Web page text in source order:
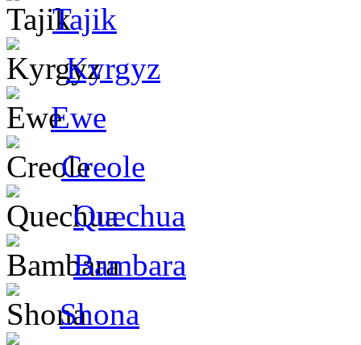
Tajik
Kyrgyz
Ewe
Creole
Quechua
Bambara
Shona